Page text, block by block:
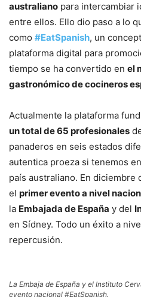
australiano para intercambiar
entre ellos. Ello dio paso a lo
como #EatSpanish, un
plataforma digital para
tiempo se ha convertido en el
gastronómico de cocineros
Actualmente la plataforma
un total de 65 profesionales
panaderos en seis estados
autentica proeza si tenemos
país australiano. En diciembre
el primer evento a nivel
la Embajada de España y del
en Sídney. Todo un éxito a
repercusión.
La Embaja de España y el Instituto
evento nacional #EatSpanish.